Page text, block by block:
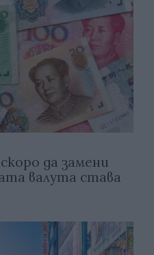
да замени
валута става